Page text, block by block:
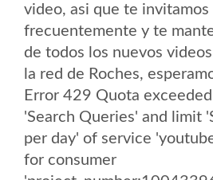
video, asi que te invitamos
frecuentemente y te
de todos los nuevos
la red de Roches,
Error 429 Quota
'Search Queries' and limit
per day' of service
for consumer